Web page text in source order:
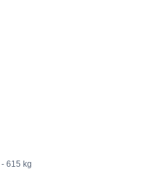
- 615 kg